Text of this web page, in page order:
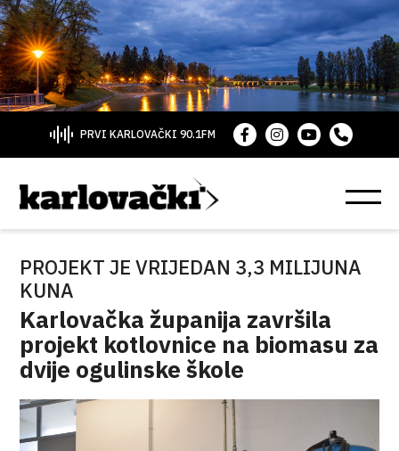
PRVI KARLOVAČKI 90.1FM
PROJEKT JE VRIJEDAN 3,3 MILIJUNA
KUNA
Karlovačka županija završila
projekt kotlovnice na biomasu za
dvije ogulinske škole